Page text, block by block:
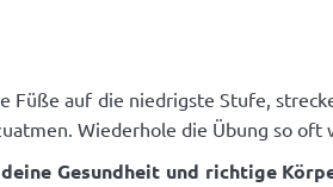
Füße auf die niedrigste Stufe,
Wiederhole die Übung so
Gesundheit und richtige